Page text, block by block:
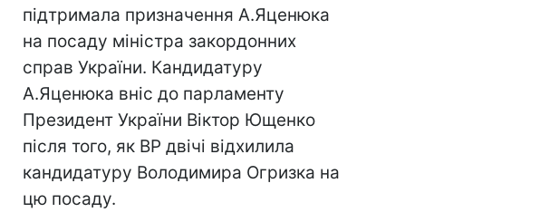
підтримала призначення А.Яценюка
на посаду міністра закордонних
справ України. Кандидатуру
А.Яценюка вніс до парламенту
Президент України Віктор Ющенко
після того, як ВР двічі відхилила
кандидатуру Володимира Огризка на
цю посаду.